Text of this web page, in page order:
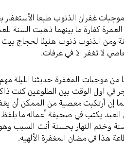
غفران الذنوب طبعا الأستغفار
كفارة ما بينهما ذهبت السنة
ومن الذنوب ذنوب هنيئا لحجاج بيت
لا تغفر الا في عرفات.
من موجبات المغفرة حديثنا الليلة
في اول الوقت بين الطلوعين كنت
إن أرتكبت معصية من الممكن أن
يكتب في صحيفة أعماله ما يلفظ
وختم النهار بحسنة أنت السبب وهو
هذا في مضان المغفرة الألهيه.